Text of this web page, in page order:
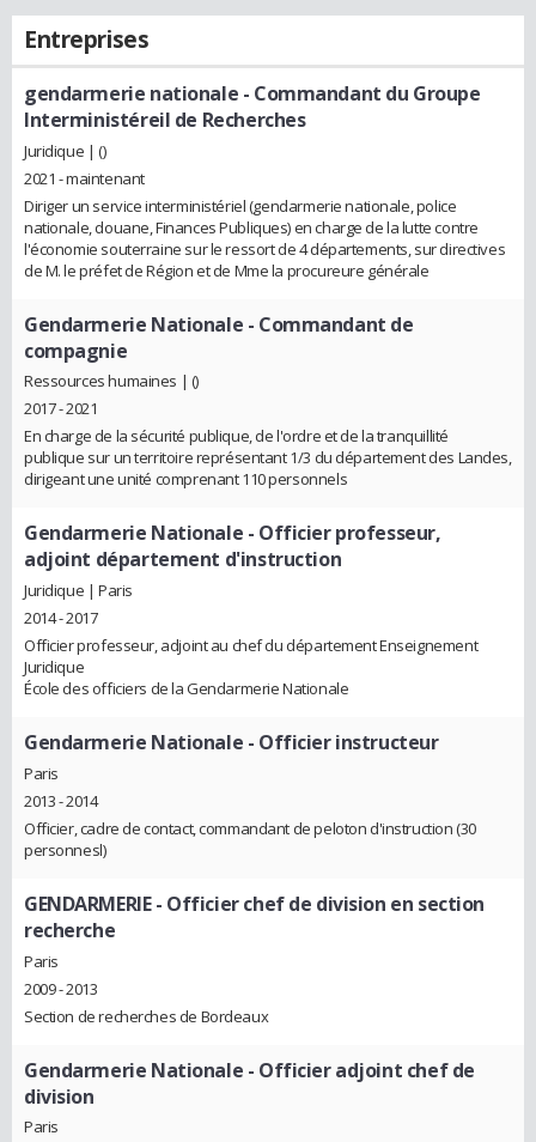
Entreprises
gendarmerie nationale - Commandant du Groupe
Interministéreil de Recherches
Juridique | ()
2021 - maintenant
Diriger un service interministériel (gendarmerie nationale, police
nationale, douane, Finances Publiques) en charge de la lutte contre
l'économie souterraine sur le ressort de 4 départements, sur directives
de M. le préfet de Région et de Mme la procureure générale
Gendarmerie Nationale - Commandant de
compagnie
Ressources humaines | ()
2017 - 2021
En charge de la sécurité publique, de l'ordre et de la tranquillité
publique sur un territoire représentant 1/3 du département des Landes,
dirigeant une unité comprenant 110 personnels
Gendarmerie Nationale - Officier professeur,
adjoint département d'instruction
Juridique | Paris
2014 - 2017
Officier professeur, adjoint au chef du département Enseignement
Juridique
École des officiers de la Gendarmerie Nationale
Gendarmerie Nationale - Officier instructeur
Paris
2013 - 2014
Officier, cadre de contact, commandant de peloton d'instruction (30
personnesl)
GENDARMERIE- Officier chef de division en section
recherche
Paris
2009 - 2013
Section de recherches de Bordeaux
Gendarmerie Nationale - Officier adjoint chef de
division
Paris